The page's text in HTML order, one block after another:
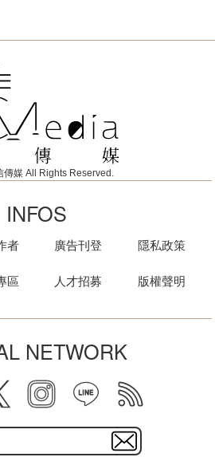
傳媒 All Rights Reserved.
INFOS
者
區
廣告刊登
人才招募
隱私政策
版權聲明
NETWORK
twitter instagram